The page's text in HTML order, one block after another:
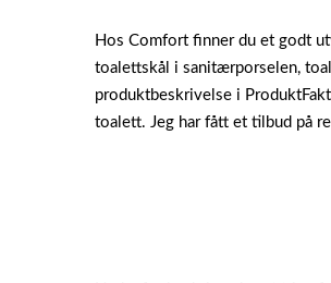
Hos Comfort finner du et godt
toalettskål i sanitærporselen,
produktbeskrivelse i
toalett. Jeg har fått et tilbud på